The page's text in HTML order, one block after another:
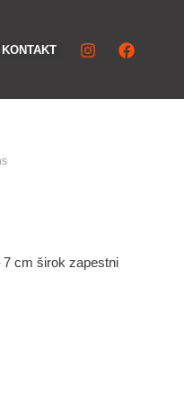
KONTAKT
7 cm širok zapestni